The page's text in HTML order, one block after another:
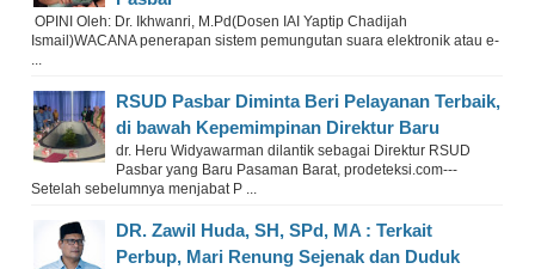
OPINI Oleh: Dr. Ikhwanri, M.Pd(Dosen IAI Yaptip Chadijah
Ismail)WACANA penerapan sistem pemungutan suara elektronik atau e-
...
RSUD Pasbar Diminta Beri Pelayanan Terbaik,
di bawah Kepemimpinan Direktur Baru
dr. Heru Widyawarman dilantik sebagai Direktur RSUD
Pasbar yang Baru Pasaman Barat, prodeteksi.com---
Setelah sebelumnya menjabat P ...
DR. Zawil Huda, SH, SPd, MA : Terkait
Perbup, Mari Renung Sejenak dan Duduk